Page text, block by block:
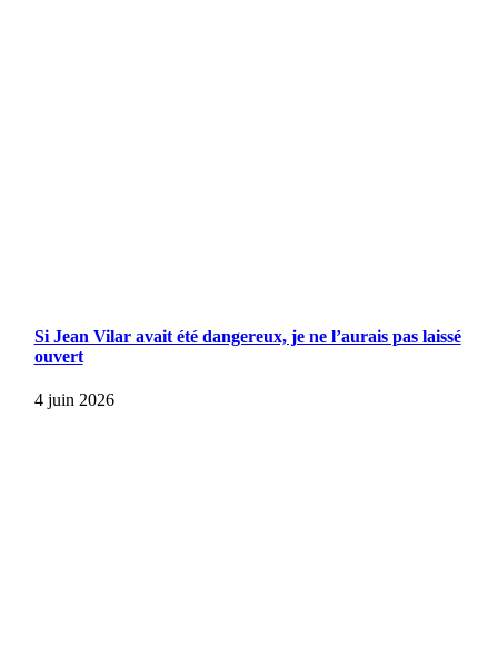
Si Jean Vilar avait été dangereux, je ne l’aurais pas laissé
ouvert
4 juin 2026